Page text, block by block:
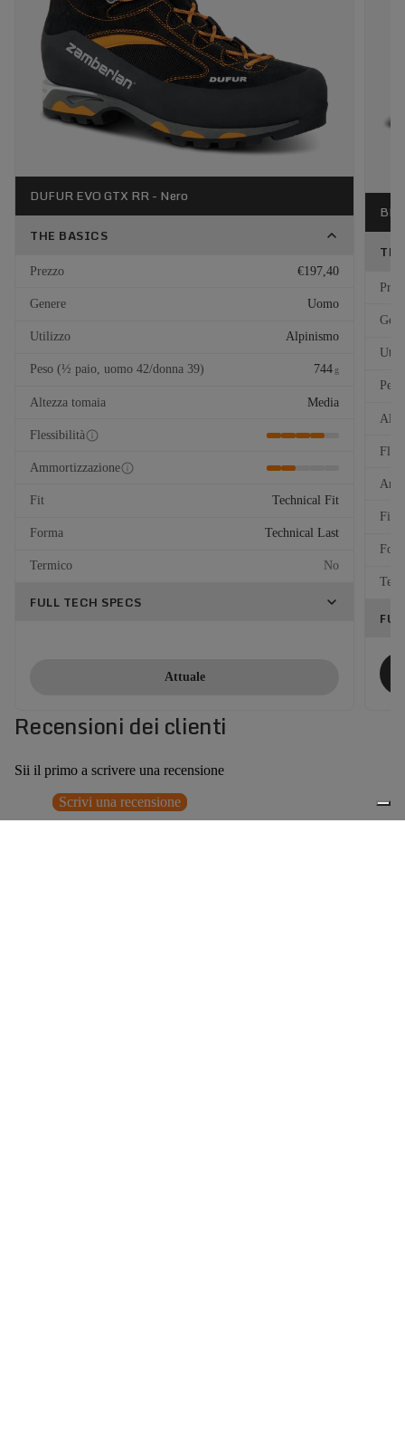
DUFUR EVO GTX RR - Nero
THE BASICS
Prezzo €197,40
Genere Uomo
Utilizzo Alpinismo
Peso (½ paio, uomo 42/donna 39) 744 g
Altezza tomaia Media
Flessibilità
Ammortizzazione
Fit Technical Fit
Forma Technical Last
Termico No
FULL TECH SPECS
Attuale
Fit
Recensioni dei clienti
Sii il primo a scrivere una recensione
Scrivi una recensione